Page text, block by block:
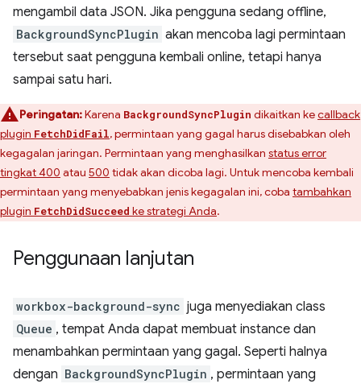
mengambil data JSON. Jika pengguna sedang offline,
BackgroundSyncPlugin akan mencoba lagi permintaan
tersebut saat pengguna kembali online, tetapi hanya
sampai satu hari.
Peringatan:Karena BackgroundSyncPlugin dikaitkan kecallback
plugin FetchDidFail, permintaan yang gagal harus disebabkan oleh
kegagalan jaringan. Permintaan yang menghasilkan status error
tingkat 400 atau 500 tidak akan dicoba lagi. Untuk mencoba kembali
permintaan yang menyebabkan jenis kegagalan ini, coba tambahkan
plugin FetchDidSucceed ke strategi Anda.
Penggunaan lanjutan
workbox-background-sync juga menyediakan class
Queue , tempat Anda dapat membuat instance dan
menambahkan permintaan yang gagal. Seperti halnya
dengan BackgroundSyncPlugin , permintaan yang